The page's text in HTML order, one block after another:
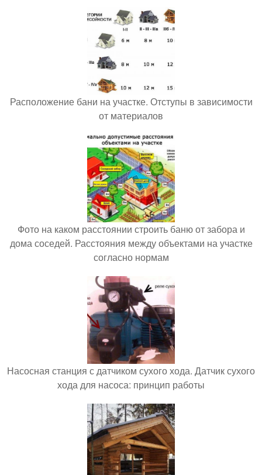
Расположение бани на участке. Отступы в зависимости
от материалов
Фото на каком расстоянии строить баню от забора и
дома соседей. Расстояния между объектами на участке
согласно нормам
Насосная станция с датчиком сухого хода. Датчик сухого
хода для насоса: принцип работы